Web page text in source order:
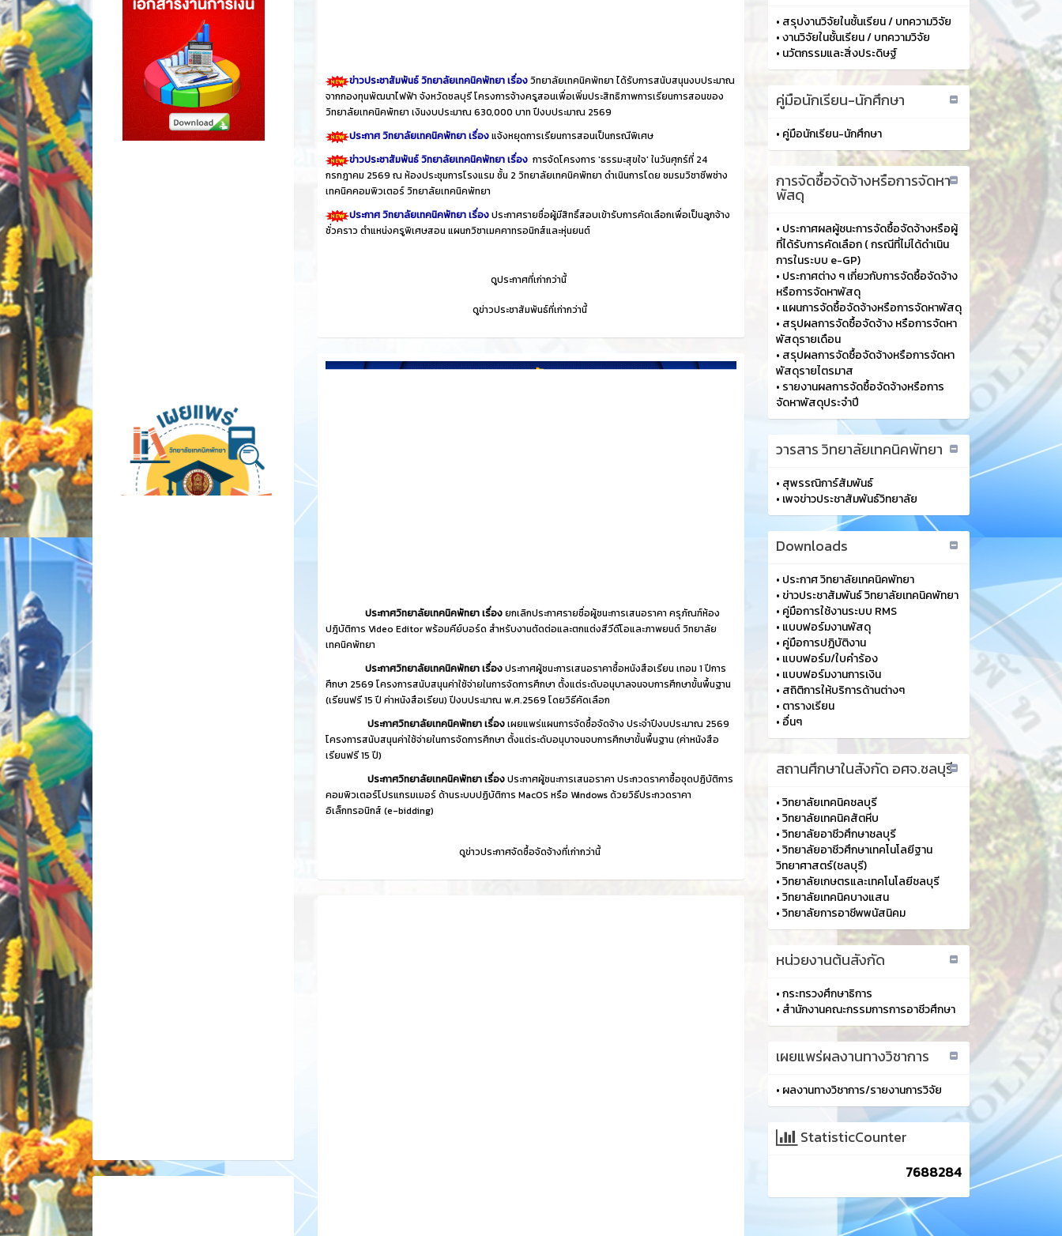
ข่าวประชาสัมพันธ์ วิทยาลัยเทคนิคพัทยา เรื่องวิทยาลัยเทคนิคพัทยา ได้รับการสนับสนุนงบประมาณ
จากกองทุนพัฒนาไฟฟ้า จังหวัดชลบุรี โครงการจ้างครูสอนเพื่อเพิ่มประสิทธิภาพการเรียนการสอนของ
วิทยาลัยเทคนิคพัทยา เงินงบประมาณ 630,000 บาท ปีงบประมาณ 2569
ประกาศ วิทยาลัยเทคนิคพัทยา เรื่องแจ้งหยุดการเรียนการสอนเป็นกรณีพิเศษ
ข่าวประชาสัมพันธ์ วิทยาลัยเทคนิคพัทยา เรื่อง การจัดโครงการ 'ธรรมะสุขใจ' ในวันศุกร์ที่ 24
กรกฎาคม 2569 ณ ห้องประชุมการโรงแรม ชั้น 2 วิทยาลัยเทคนิคพัทยา ดำเนินการโดย ชมรมวิชาชีพช่าง
เทคนิคคอมพิวเตอร์ วิทยาลัยเทคนิคพัทยา
ประกาศ วิทยาลัยเทคนิคพัทยา เรื่องประกาศรายชื่อผู้มีสิทธิ์สอบเข้ารับการคัดเลือกเพื่อเป็นลูกจ้าง
ชั่วคราว ตำแหน่งครูพิเศษสอน แผนกวิชาเมคคาทรอนิกส์และหุ่นยนต์
ดูประกาศที่เก่ากว่านี้
ดูข่าวประชาสัมพันธ์ที่เก่ากว่านี้
ประกาศวิทยาลัยเทคนิคพัทยา เรื่องยกเลิกประกาศรายชื่อผู้ชนะการเสนอราคา ครุภัณฑ์ห้อง
ปฎิบัติการ Video Editor พร้อมคีย์บอร์ด สำหรับงานตัดต่อและตกแต่งสีวีดีโอและภาพยนต์ วิทยาลัย
เทคนิคพัทยา
ประกาศวิทยาลัยเทคนิคพัทยา เรื่องประกาศผู้ชนะการเสนอราคาซื้อหนังสือเรียน เทอม 1 ปีการ
ศึกษา 2569 โครงการสนับสนุนค่าใช้จ่ายในการจัดการศึกษา ตั้งแต่ระดับอนุบาลจนจบการศึกษาขั้นพื้นฐาน
(เรียนฟรี 15 ปี ค่าหนังสือเรียน) ปีงบประมาณ พ.ศ.2569 โดยวิธีคัดเลือก
ประกาศวิทยาลัยเทคนิคพัทยา เรื่องเผยแพร่แผนการจัดซื้อจัดจ้าง ประจำปีงบประมาณ 2569
โครงการสนับสนุนค่าใช้จ่ายในการจัดการศึกษา ตั้งแต่ระดับอนุบาจนจบการศึกษาขั้นพื้นฐาน (ค่าหนังสือ
เรียนฟรี 15 ปี)
ประกาศวิทยาลัยเทคนิคพัทยา เรื่องประกาศผู้ชนะการเสนอราคา ประกวดราคาซื้อชุดปฏิบัติการ
คอมพิวเตอร์โปรแกรมเมอร์ ด้านระบบปฏิบัติการ MacOS หรือ Windows ด้วยวิธีประกวดราคา
อิเล็กทรอนิกส์ (e-bidding)
ดูข่าวประกาศจัดซื้อจัดจ้างที่เก่ากว่านี้
• สรุปงานวิจัยในชั้นเรียน / บทความวิจัย
•งานวิจัยในชั้นเรียน / บทความวิจัย
• นวัตกรรมและสิ่งประดิษฐ์
คู่มือนักเรียน-นักศึกษา
• คู่มือนักเรียน-นักศึกษา
การจัดซื้อจัดจ้างหรือการจัดหา
พัสดุ
• ประกาศผลผู้ชนะการจัดซื้อจัดจ้างหรือผู้
ที่ได้รับการคัดเลือก ( กรณีที่ไม่ได้ดำเนิน
การในระบบ e-GP)
• ประกาศต่าง ๆ เกี่ยวกับการจัดซื้อจัดจ้าง
หรือการจัดหาพัสดุ
• แผนการจัดซื้อจัดจ้างหรือการจัดหาพัสดุ
• สรุปผลการจัดซื้อจัดจ้าง หรือการจัดหา
พัสดุรายเดือน
• สรุปผลการจัดซื้อจัดจ้างหรือการจัดหา
พัสดุรายไตรมาส
• รายงานผลการจัดซื้อจัดจ้างหรือการ
จัดหาพัสดุประจำปี
วารสาร วิทยาลัยเทคนิคพัทยา
• สุพรรณิการ์สัมพันธ์
• เพจข่าวประชาสัมพันธ์วิทยาลัย
Downloads
• ประกาศ วิทยาลัยเทคนิคพัทยา
• ข่าวประชาสัมพันธ์ วิทยาลัยเทคนิคพัทยา
• คู่มือการใช้งานระบบ RMS
• แบบฟอร์มงานพัสดุ
• คู่มือการปฎิบัติงาน
• แบบฟอร์ม/ใบคำร้อง
• แบบฟอร์มงานการเงิน
• สถิติการให้บริการด้านต่างๆ
• ตารางเรียน
• อื่นๆ
สถานศึกษาในสังกัด อศจ.ชลบุรี
•วิทยาลัยเทคนิคชลบุรี
•วิทยาลัยเทคนิคสัตหีบ
•วิทยาลัยอาชีวศึกษาชลบุรี
•วิทยาลัยอาชีวศึกษาเทคโนโลยีฐาน
วิทยาศาสตร์(ชลบุรี)
•วิทยาลัยเกษตรและเทคโนโลยีชลบุรี
•วิทยาลัยเทคนิคบางแสน
•วิทยาลัยการอาชีพพนัสนิคม
หน่วยงานต้นสังกัด
•กระทรวงศึกษาธิการ
• สำนักงานคณะกรรมการการอาชีวศึกษา
เผยแพร่ผลงานทางวิชาการ
• ผลงานทางวิชาการ/รายงานการวิจัย
StatisticCounter
7688284